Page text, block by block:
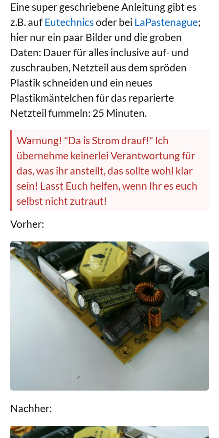
Eine super geschriebene Anleitung gibt es
z.B. auf Eutechnicsoder bei LaPastenague;
hier nur ein paar Bilder und die groben
Daten: Dauer für alles inclusive auf- und
zuschrauben, Netzteil aus dem spröden
Plastik schneiden und ein neues
Plastikmäntelchen für das reparierte
Netzteil fummeln: 25 Minuten.
Warnung! "Da is Strom drauf!" Ich
übernehme keinerlei Verantwortung für
das, was ihr anstellt, das sollte wohl klar
sein! Lasst Euch helfen, wenn Ihr es euch
selbst nicht zutraut!
Vorher:
Nachher: